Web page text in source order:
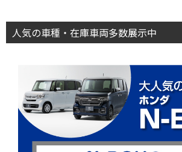
人気の車種・在庫車両多数展示中